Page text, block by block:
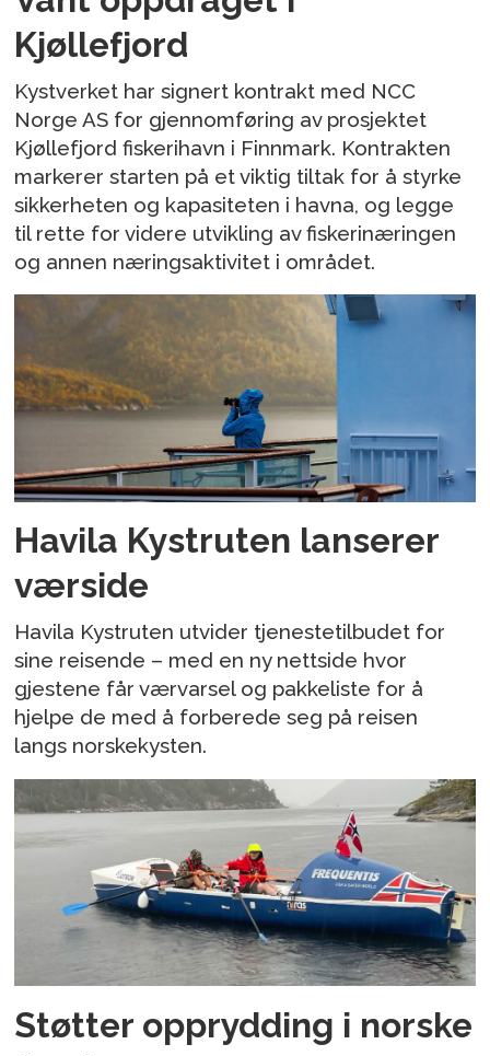
Kjøllefjord
Kystverket har signert kontrakt med NCC
Norge AS for gjennomføring av prosjektet
Kjøllefjord fiskerihavn i Finnmark. Kontrakten
markerer starten på et viktig tiltak for å styrke
sikkerheten og kapasiteten i havna, og legge
til rette for videre utvikling av fiskerinæringen
og annen næringsaktivitet i området.
Havila Kystruten lanserer
værside
Havila Kystruten utvider tjenestetilbudet for
sine reisende – med en ny nettside hvor
gjestene får værvarsel og pakkeliste for å
hjelpe de med å forberede seg på reisen
langs norskekysten.
Støtter opprydding i norske